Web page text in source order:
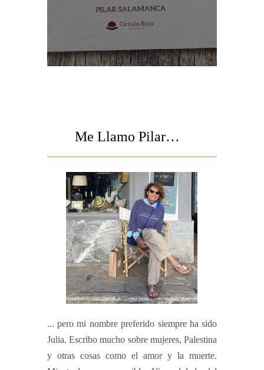
Me Llamo Pilar…
... pero mi nombre preferido siempre ha sido
Julia. Escribo mucho sobre mujeres, Palestina
y otras cosas como el amor y la muerte.